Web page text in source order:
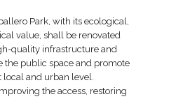
Park, with its ecological,
value, shall be renovated
quality infrastructure and
the public space and promote
local and urban level.
the access, restoring